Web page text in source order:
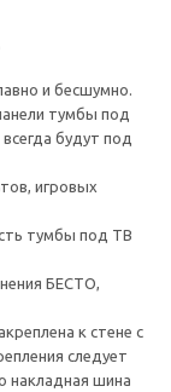
и бесшумно.
тумбы под
будут под
игровых
тумбы под ТВ
БЕСТО,
к стене с
следует
накладная шина